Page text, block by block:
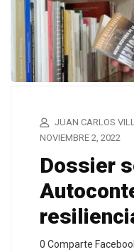
JUAN CARLOS
NOVIEMBRE 2, 2022
Dossier
0 Comparte